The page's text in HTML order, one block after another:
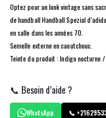
Optez pour un look vintage sans
de handball Handball Spezial
en salle dans les années 70.
Semelle externe en caoutchouc.
Teinte du produit : Indigo nocturne
📞 Besoin d’aide ?
WhatsApp 📞